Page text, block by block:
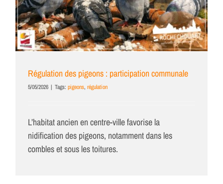
Régulation des pigeons : participation communale
5/05/2026 | Tags: pigeons, régulation
L’habitat ancien en centre-ville favorise la
nidification des pigeons, notamment dans les
combles et sous les toitures.